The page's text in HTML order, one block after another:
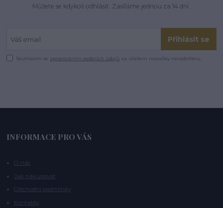
Můžete se kdykoli odhlásit. Zasíláme jednou za 14 dní.
Přihlásit se
Souhlasím se zpracováním osobních údajů za účelem rozesílky newsletteru.
INFORMACE PRO VÁS
O nás
Jak nakupovat
Obchodní podmínky
Kontakty